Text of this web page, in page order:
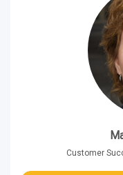
Customer